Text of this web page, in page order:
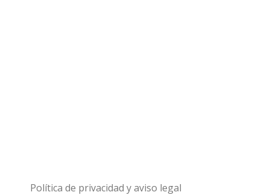
Política de privacidad y aviso legal